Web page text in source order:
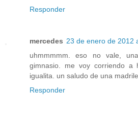
Responder
mercedes 23 de enero de 2012
uhmmmmm. eso no vale,
gimnasio. me voy corriendo a
igualita. un saludo de una
Responder